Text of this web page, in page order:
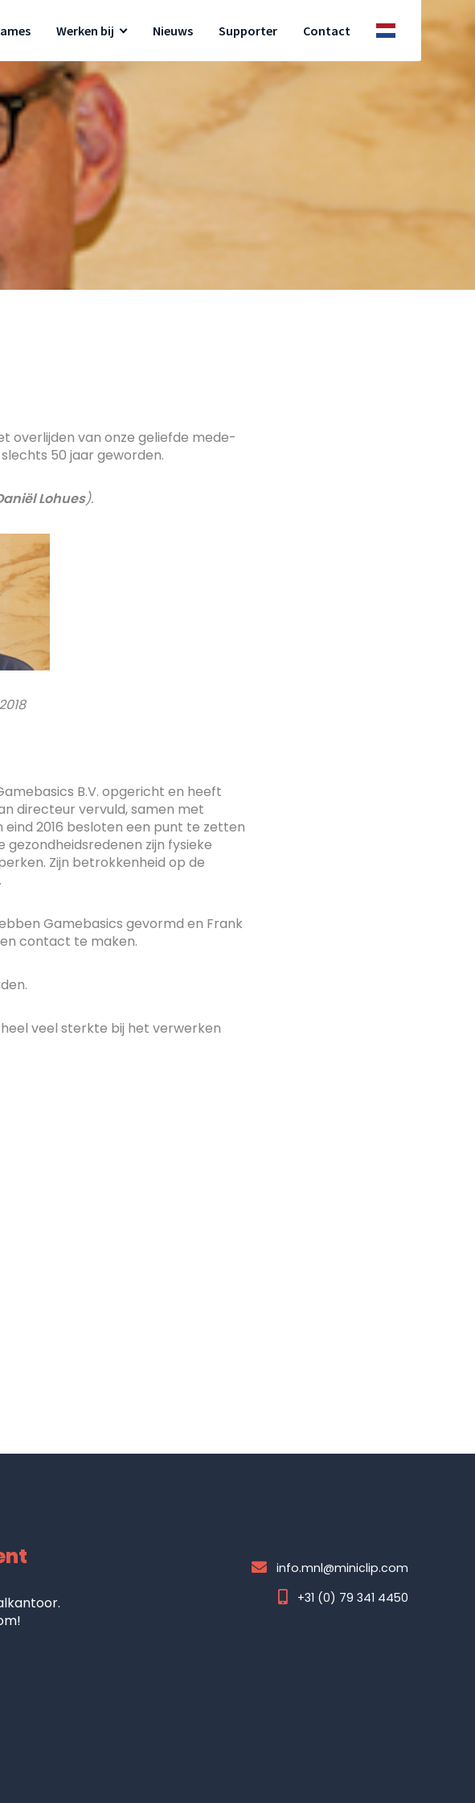
Werken bij Nieuws Supporter Contact
overlijden van onze geliefde mede-
50 jaar geworden.
Lohues).
B.V. opgericht en heeft
directeur vervuld, samen met
eind 2016 besloten een punt te zetten
zijn fysieke
Zijn betrokkenheid op de
Gamebasics gevormd en Frank
contact te maken.
heel veel sterkte bij het verwerken
info.mnl@miniclip.com
+31 (0) 79 341 4450